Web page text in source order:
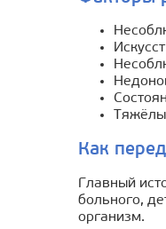
Как
Главный
больного,
организм.